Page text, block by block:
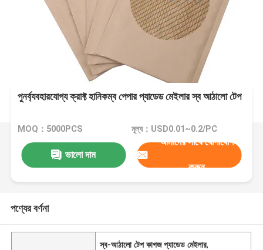
পুনর্ব্যবহারযোগ্য ক্রাফ্ট হানিকম্ব পেপার প্যাডেড মেইলার স্ব আঠালো টেপ
MOQ：5000PCS মূল্য：USD0.01~0.2/PC
ভালো দাম
আমাদের সাথে যোগাযোগ
করুন
পণ্যের বর্ণনা
স্ব-আঠালো টেপ কাগজ প্যাডেড মেইলার,